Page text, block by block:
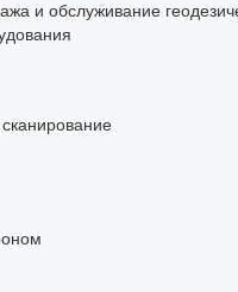
и обслуживание